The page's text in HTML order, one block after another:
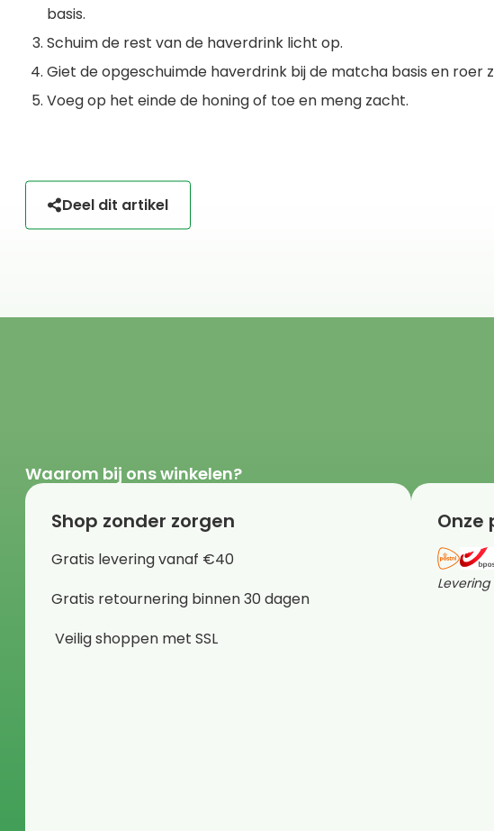
basis.
Schuim de rest van de haverdrink licht op.
Giet de opgeschuimde haverdrink bij de matcha basis en roer
Voeg op het einde de honing of toe en meng zacht.
Deel dit artikel
Waarom bij ons winkelen?
Shop zonder zorgen
Gratis levering vanaf €40
Gratis retournering binnen 30 dagen
Veilig shoppen met SSL
Onze